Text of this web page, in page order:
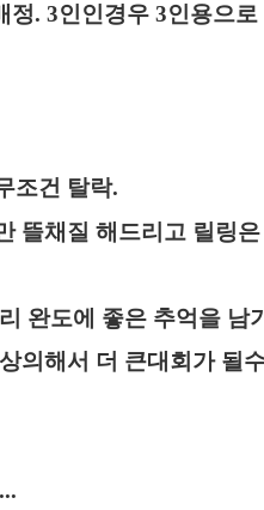
정. 3인인경우 3인용으
조건 탈락.
뜰채질 해드리고 릴링
완도에 좋은 추억을
의해서 더 큰대회가 될